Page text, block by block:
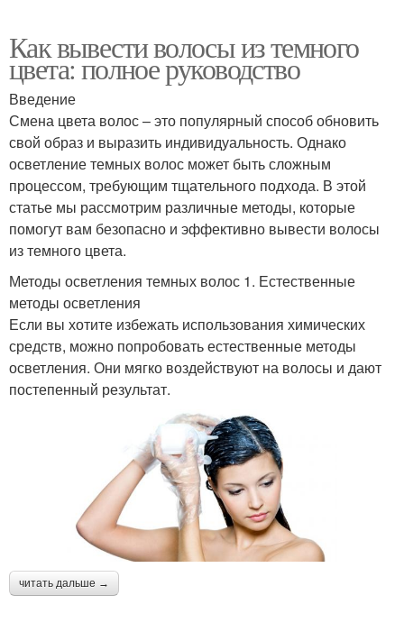
Как вывести волосы из темного
цвета: полное руководство
Введение
Смена цвета волос – это популярный способ обновить
свой образ и выразить индивидуальность. Однако
осветление темных волос может быть сложным
процессом, требующим тщательного подхода. В этой
статье мы рассмотрим различные методы, которые
помогут вам безопасно и эффективно вывести волосы
из темного цвета.
Методы осветления темных волос 1. Естественные
методы осветления
Если вы хотите избежать использования химических
средств, можно попробовать естественные методы
осветления. Они мягко воздействуют на волосы и дают
постепенный результат.
читать дальше →